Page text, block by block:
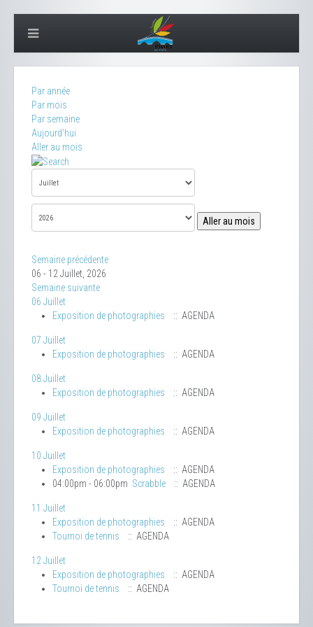
Par année
Par mois
Par semaine
Aujourd'hui
Aller au mois
Aller au mois
Semaine précédente
06 - 12 Juillet, 2026
Semaine suivante
06 Juillet
Exposition de photographies
:: AGENDA
07 Juillet
Exposition de photographies
:: AGENDA
08 Juillet
Exposition de photographies
:: AGENDA
09 Juillet
Exposition de photographies
:: AGENDA
10 Juillet
Exposition de photographies
:: AGENDA
04:00pm - 06:00pm Scrabble :: AGENDA
11 Juillet
Exposition de photographies
:: AGENDA
Tournoi de tennis
:: AGENDA
12 Juillet
Exposition de photographies
:: AGENDA
Tournoi de tennis
:: AGENDA